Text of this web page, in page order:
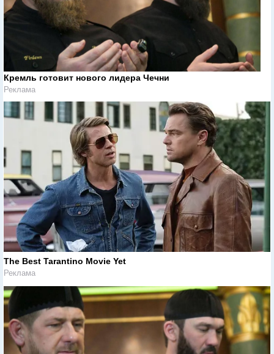
Кремль готовит нового лидера Чечни
Реклама
The Best Tarantino Movie Yet
Реклама